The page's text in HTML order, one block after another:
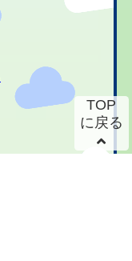
TOP
に戻る